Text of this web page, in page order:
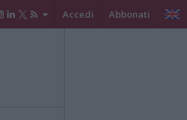
Accedi Abbonati